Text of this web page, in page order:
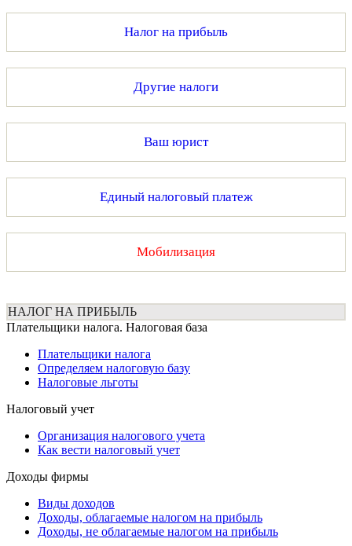
Налог на прибыль
Другие налоги
Ваш юрист
Единый налоговый платеж
Мобилизация
НАЛОГ НА ПРИБЫЛЬ
Плательщики налога. Налоговая база
Плательщики налога
Определяем налоговую базу
Налоговые льготы
Налоговый учет
Организация налогового учета
Как вести налоговый учет
Доходы фирмы
Виды доходов
Доходы, облагаемые налогом на прибыль
Доходы, не облагаемые налогом на прибыль